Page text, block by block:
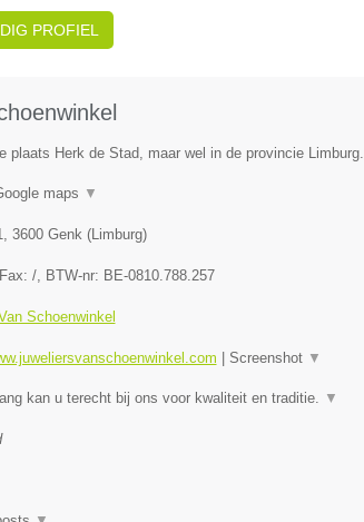
PROFIEL
plaats Herk de Stad, maar wel in de provincie Limburg.
maps ▼
, 3600 Genk(Limburg)
/, BTW-nr: BE-0810.788.257
Schoenwinkel
Screenshot ▼
kan u terecht bij ons voor kwaliteit en traditie. ▼